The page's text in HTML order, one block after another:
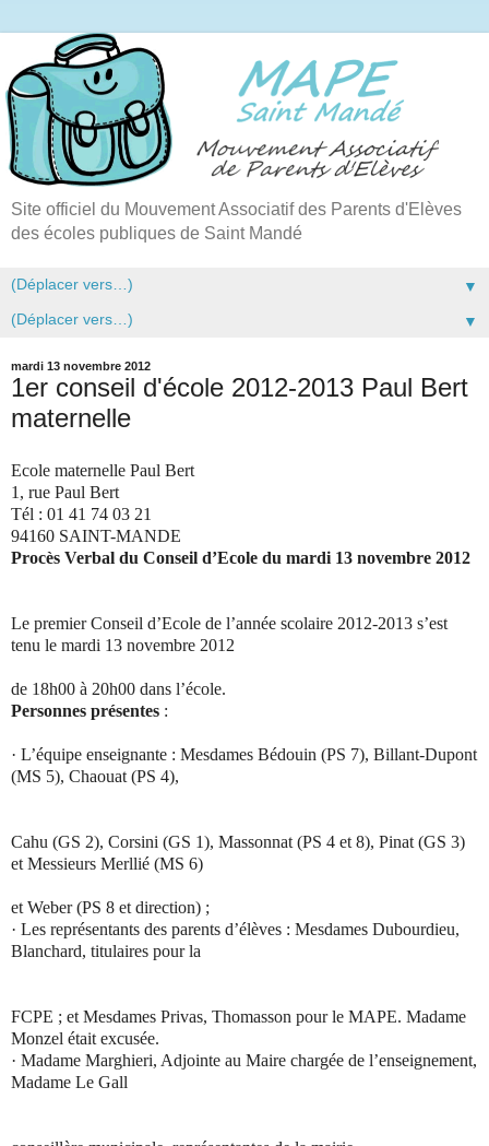
Site officiel du Mouvement Associatif des Parents d'Elèves
des écoles publiques de Saint Mandé
▼
▼
mardi 13 novembre 2012
1er conseil d'école 2012-2013 Paul Bert
maternelle
Ecole maternelle Paul Bert
1, rue Paul Bert
Tél : 01 41 74 03 21
94160 SAINT-MANDE
Procès Verbal du Conseil d’Ecole du mardi 13 novembre 2012
Le premier Conseil d’Ecole de l’année scolaire 2012-2013 s’est
tenu le mardi 13 novembre 2012
de 18h00 à 20h00 dans l’école.
Personnes présentes :
· L’équipe enseignante : Mesdames Bédouin (PS 7), Billant-Dupont
(MS 5), Chaouat (PS 4),
Cahu (GS 2), Corsini (GS 1), Massonnat (PS 4 et 8), Pinat (GS 3)
et Messieurs Merllié (MS 6)
et Weber (PS 8 et direction) ;
· Les représentants des parents d’élèves : Mesdames Dubourdieu,
Blanchard, titulaires pour la
FCPE ; et Mesdames Privas, Thomasson pour le MAPE. Madame
Monzel était excusée.
· Madame Marghieri, Adjointe au Maire chargée de l’enseignement,
Madame Le Gall